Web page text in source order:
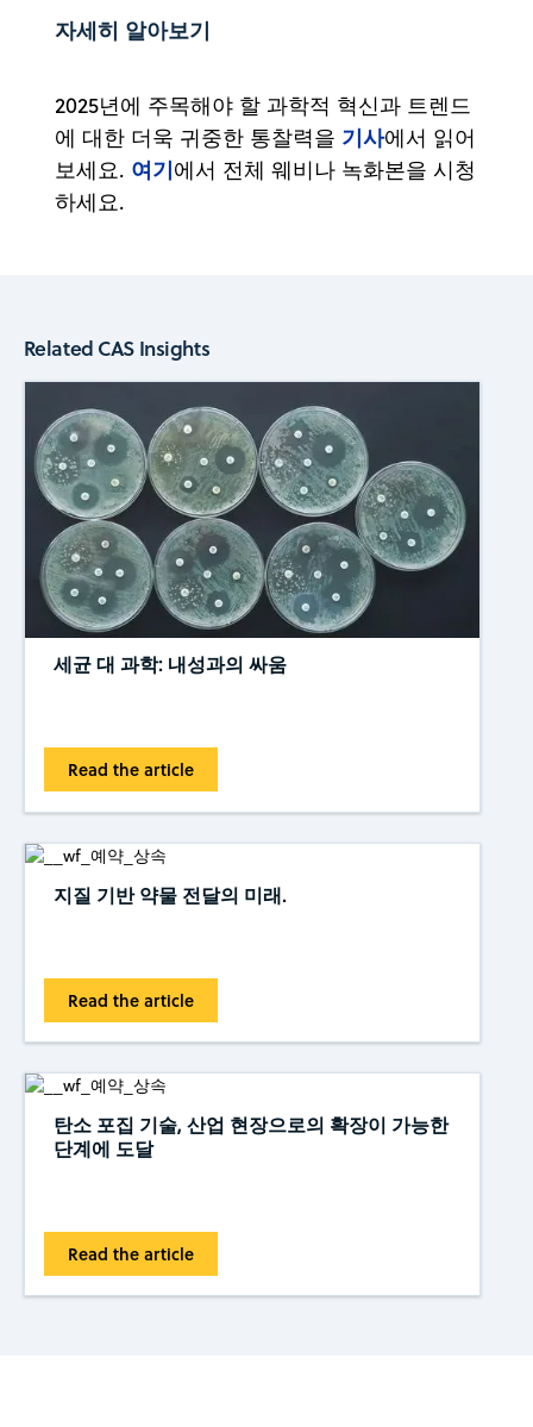
자세히 알아보기
2025년에 주목해야 할 과학적 혁신과 트렌드
에 대한 더욱 귀중한 통찰력을 기사에서 읽어
보세요. 여기에서 전체 웨비나 녹화본을 시청
하세요.
Related CAS Insights
세균 대 과학: 내성과의 싸움
Read the article
지질 기반 약물 전달의 미래.
Read the article
탄소 포집 기술, 산업 현장으로의 확장이 가능한
단계에 도달
Read the article